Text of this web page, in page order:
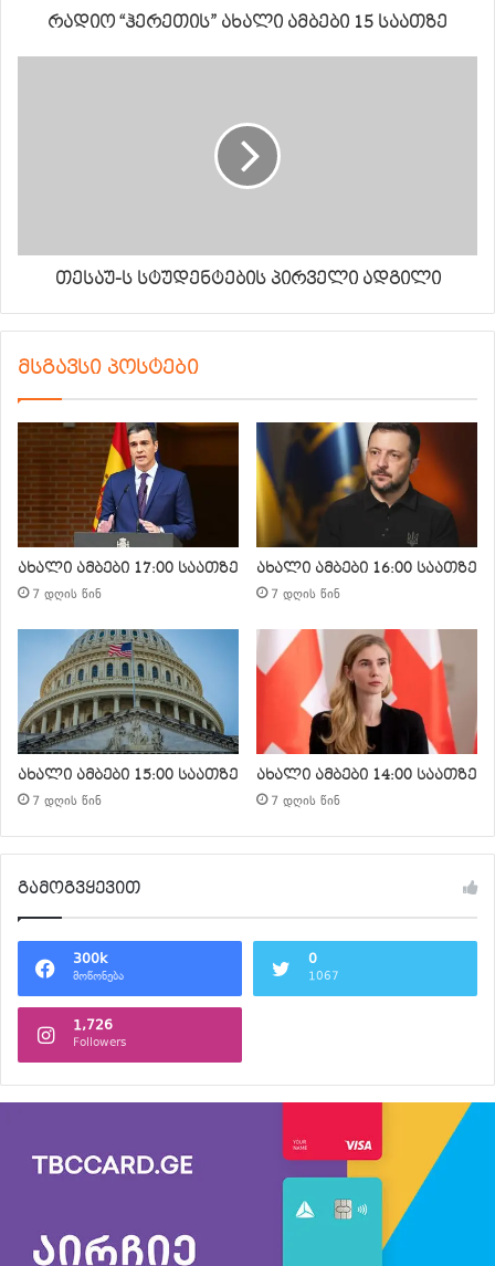
რადიო “ჰერეთის” ახალი ამბები 15 საათზე
თესაუ-ს სტუდენტების პირველი ადგილი
მსგავსი პოსტები
ახალი ამბები 17:00 საათზე
7 დღის წინ
ახალი ამბები 16:00 საათზე
7 დღის წინ
ახალი ამბები 15:00 საათზე
7 დღის წინ
ახალი ამბები 14:00 საათზე
7 დღის წინ
გამოგვყევით
300k
მოწონება
0
1067
1,726
Followers